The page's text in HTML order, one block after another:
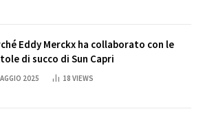
Eddy Merckx ha collaborato con le
di succo di Sun Capri
2025 18 VIEWS